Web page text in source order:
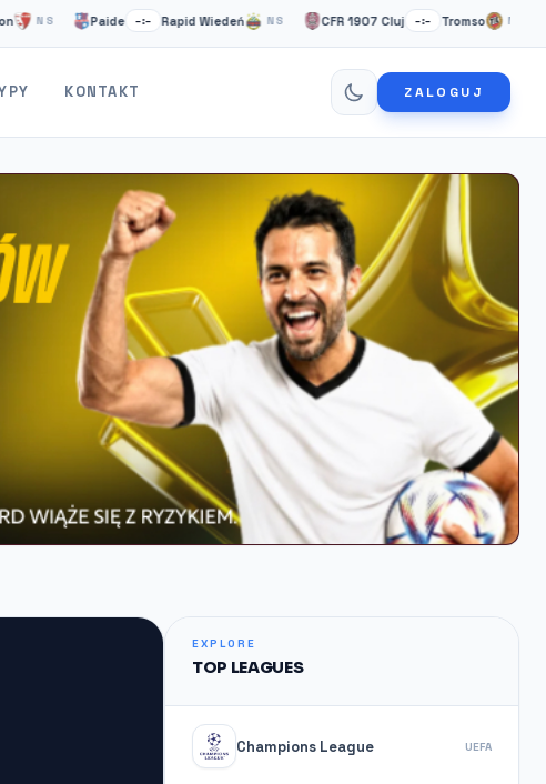
Paide –:– Rapid Wiedeń NS CFR 1907 Cluj –:– Tromso NS
KONTAKT ZALOGUJ
EXPLORE
TOP LEAGUES
Champions League UEFA